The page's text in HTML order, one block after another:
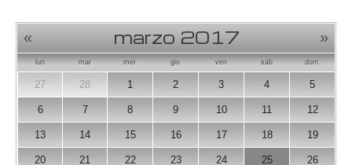
« marzo 2017 »
lun mar mer gio ven sab dom
27 28 1 2 3 4 5
6 7 8 9 10 11 12
13 14 15 16 17 18 19
20 21 22 23 24 25 26